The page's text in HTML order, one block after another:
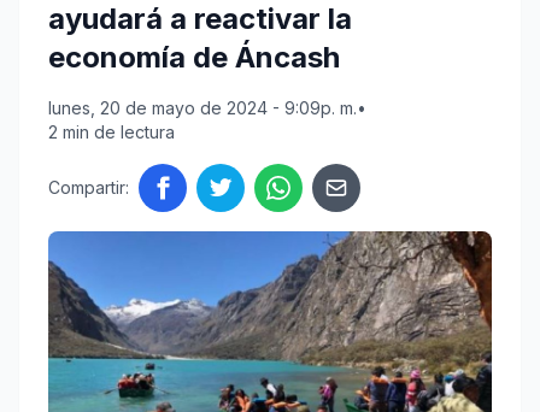
ayudará a reactivar la
economía de Áncash
lunes, 20 de mayo de 2024 - 9:09p. m.•
2 min de lectura
Compartir: